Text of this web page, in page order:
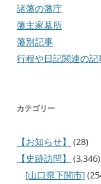
諸藩の藩庁
藩主家墓所
藩別記事
行程や日記関連の記
カテゴリー
【お知らせ】
(28)
【史跡訪問】
(3,346)
[山口県下関市]